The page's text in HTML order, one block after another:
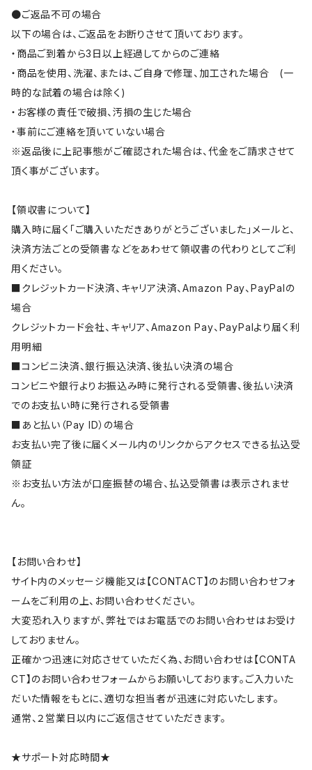
●ご返品不可の場合
以下の場合は、ご返品をお断りさせて頂いております。
・商品ご到着から3日以上経過してからのご連絡
・商品を使用、洗濯、または、ご自身で修理、加工された場合 (一
時的な試着の場合は除く)
・お客様の責任で破損、汚損の生じた場合
・事前にご連絡を頂いていない場合
※返品後に上記事態がご確認された場合は、代金をご請求させて
頂く事がございます。
【領収書について】
購入時に届く「ご購入いただきありがとうございました」メールと、
決済方法ごとの受領書などをあわせて領収書の代わりとしてご利
用ください。
■クレジットカード決済、キャリア決済、Amazon Pay、PayPalの
場合
クレジットカード会社、キャリア、Amazon Pay、PayPalより届く利
用明細
■コンビニ決済、銀行振込決済、後払い決済の場合
コンビニや銀行よりお振込み時に発行される受領書、後払い決済
でのお支払い時に発行される受領書
■あと払い（Pay ID）の場合
お支払い完了後に届くメール内のリンクからアクセスできる払込受
領証
※お支払い方法が口座振替の場合、払込受領書は表示されませ
ん。
【お問い合わせ】
サイト内のメッセージ機能又は【CONTACT】のお問い合わせフォ
ームをご利用の上、お問い合わせください。
大変恐れ入りますが、弊社ではお電話でのお問い合わせはお受け
しておりません。
正確かつ迅速に対応させていただく為、お問い合わせは【CONTA
CT】のお問い合わせフォームからお願いしております。ご入力いた
だいた情報をもとに、適切な担当者が迅速に対応いたします。
通常、２営業日以内にご返信させていただきます。
★サポート対応時間★